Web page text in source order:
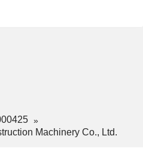
Machinery Co., Ltd.